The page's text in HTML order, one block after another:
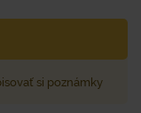
si poznámky